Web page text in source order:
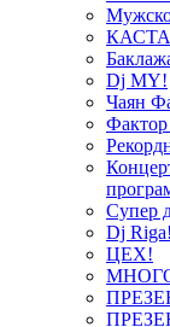
КАСТА
Dj MY!
Чаян
Фактор
Супер
Dj Riga!
ЦЕХ!